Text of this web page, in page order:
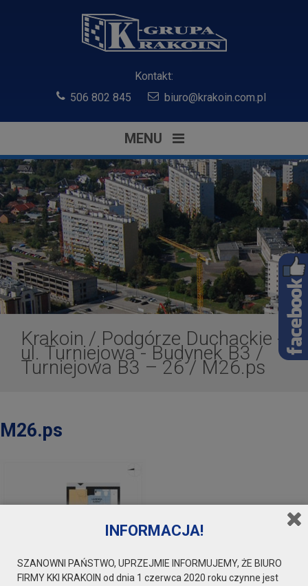
Kontakt:
506 802 845
biuro@krakoin.com.pl
MENU
Krakoin / Podgórze Duchackie -
ul. Turniejowa - Budynek B3/
Turniejowa B3 – 26/M26.ps
M26.ps
INFORMACJA!
SZANOWNI PAŃSTWO, UPRZEJMIE INFORMUJEMY, ŻE BIURO
FIRMY KKI KRAKOIN od dnia 1 czerwca 2020 roku czynne jest